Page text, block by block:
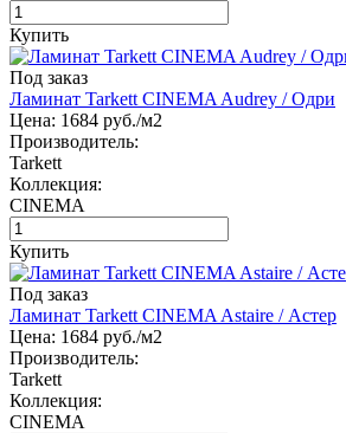
Купить
Под заказ
Ламинат Tarkett CINEMA Audrey / Одри
Цена: 1684 руб./м2
Производитель:
Tarkett
Коллекция:
CINEMA
Купить
Под заказ
Ламинат Tarkett CINEMA Astaire / Астер
Цена: 1684 руб./м2
Производитель:
Tarkett
Коллекция:
CINEMA